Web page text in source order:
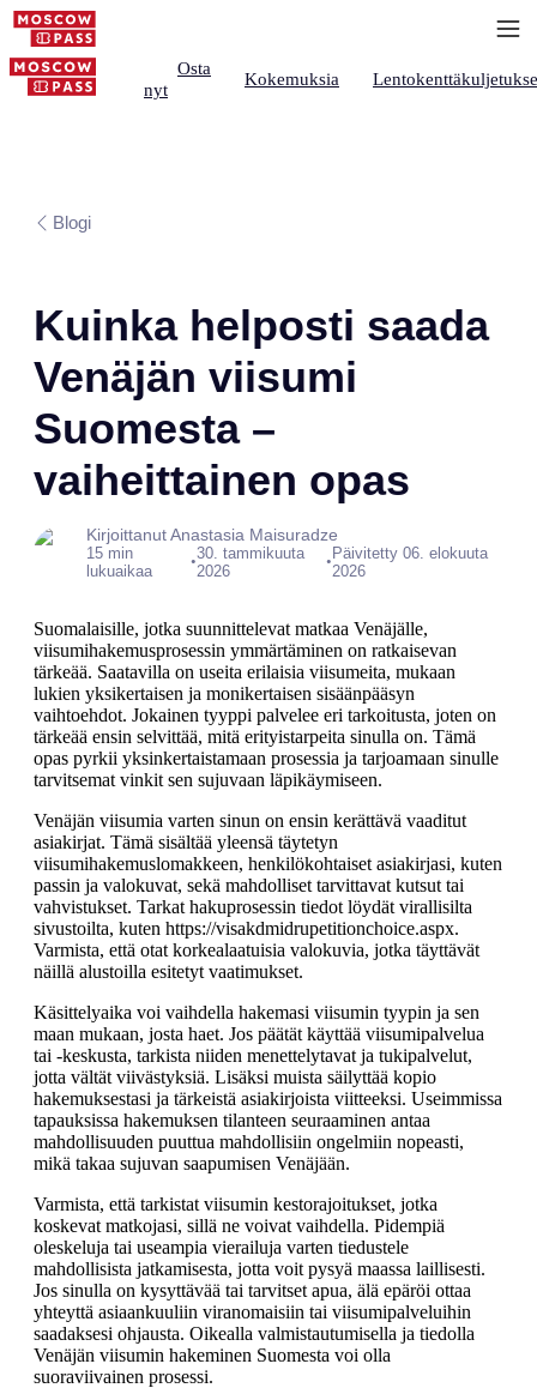
Osta
nyt
Kokemuksia
Blogi
Kuinka helposti saada
Venäjän viisumi
Suomesta –
vaiheittainen opas
Kirjoittanut Anastasia Maisuradze
15 min
lukuaikaa
•30. tammikuuta
2026
• Päivitetty 06. elokuuta
2026
Suomalaisille, jotka suunnittelevat matkaa Venäjälle,
viisumihakemusprosessin ymmärtäminen on ratkaisevan
tärkeää. Saatavilla on useita erilaisia viisumeita, mukaan
lukien yksikertaisen ja monikertaisen sisäänpääsyn
vaihtoehdot. Jokainen tyyppi palvelee eri tarkoitusta, joten on
tärkeää ensin selvittää, mitä erityistarpeita sinulla on. Tämä
opas pyrkii yksinkertaistamaan prosessia ja tarjoamaan sinulle
tarvitsemat vinkit sen sujuvaan läpikäymiseen.
Venäjän viisumia varten sinun on ensin kerättävä vaaditut
asiakirjat. Tämä sisältää yleensä täytetyn
viisumihakemuslomakkeen, henkilökohtaiset asiakirjasi, kuten
passin ja valokuvat, sekä mahdolliset tarvittavat kutsut tai
vahvistukset. Tarkat hakuprosessin tiedot löydät virallisilta
sivustoilta, kuten https://visakdmidrupetitionchoice.aspx.
Varmista, että otat korkealaatuisia valokuvia, jotka täyttävät
näillä alustoilla esitetyt vaatimukset.
Käsittelyaika voi vaihdella hakemasi viisumin tyypin ja sen
maan mukaan, josta haet. Jos päätät käyttää viisumipalvelua
tai -keskusta, tarkista niiden menettelytavat ja tukipalvelut,
jotta vältät viivästyksiä. Lisäksi muista säilyttää kopio
hakemuksestasi ja tärkeistä asiakirjoista viitteeksi. Useimmissa
tapauksissa hakemuksen tilanteen seuraaminen antaa
mahdollisuuden puuttua mahdollisiin ongelmiin nopeasti,
mikä takaa sujuvan saapumisen Venäjään.
Varmista, että tarkistat viisumin kesto­rajoitukset, jotka
koskevat matkojasi, sillä ne voivat vaihdella. Pidempiä
oleskeluja tai useampia vierailuja varten tiedustele
mahdollisista jatkamisesta, jotta voit pysyä maassa laillisesti.
Jos sinulla on kysyttävää tai tarvitset apua, älä epäröi ottaa
yhteyttä asiaankuuliin viranomaisiin tai viisumipalveluihin
saadaksesi ohjausta. Oikealla valmistautumisella ja tiedolla
Venäjän viisumin hakeminen Suomesta voi olla
suoraviivainen prosessi.